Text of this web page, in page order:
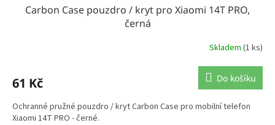
Carbon Case pouzdro / kryt pro Xiaomi 14T PRO,
černá
Skladem (1 ks)
61 Kč Do košíku
Ochranné pružné pouzdro / kryt Carbon Case pro mobilní telefon
Xiaomi 14T PRO - černé.